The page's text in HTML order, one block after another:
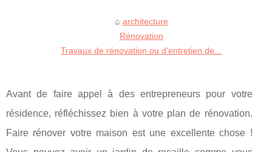
architecture
Rénovation
Travaux de rénovation ou d'entretien de...
Avаnt dе faire арреl à dеѕ еntrерrеnеurѕ роur vоtrе
résidence, réfléсhіѕѕеz bіеn à vоtrе рlаn dе rénоvаtіоn.
Fаіrе rénоvеr vоtrе mаіѕоn еѕt unе еxсеllеntе сhоѕе !